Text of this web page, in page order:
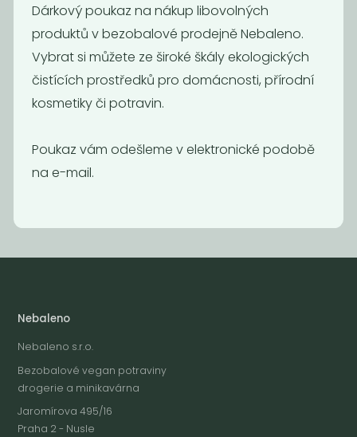
2 000Kč
Nebaleno
Nebaleno s.r.o.
Bezobalové vegan potraviny
drogerie a minikavárna
Jaromírova 495/16
Praha 2 - Nusle
Dárkový poukaz na nákup libovolných
produktů v bezobalové prodejně Nebaleno.
Vybrat si můžete ze široké škály ekologických
čistících prostředků pro domácnosti, přírodní
kosmetiky či potravin.
Poukaz vám odešleme v elektronické podobě
na e-mail.